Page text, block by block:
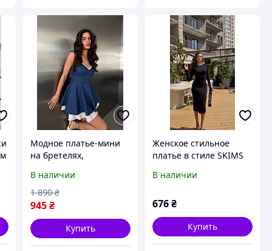
Модное платье-мини
на бретелях,
платье в стиле кэжуал
В наличии
945 ₴
1 890 ₴
Купить
Женское стильное
платье в стиле SKIMS
и шоколад Мод 585
В наличии
676₴
Купить